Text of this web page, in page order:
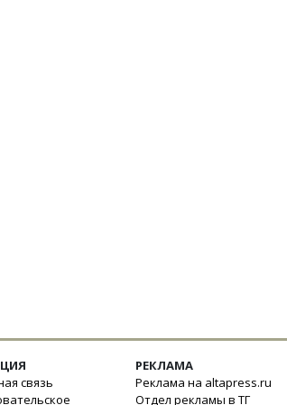
связь
РЕКЛАМА
Реклама на altapress.ru
Отдел рекламы в ТГ